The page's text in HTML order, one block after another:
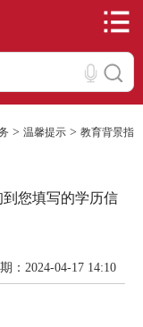
> 温馨提示 > 教育背景指
您填写的学历信
：2024-04-17 14:10